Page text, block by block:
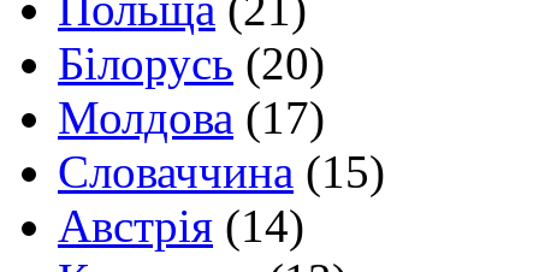
Білорусь (20)
Молдова (17)
Словаччина (15)
Австрія (14)